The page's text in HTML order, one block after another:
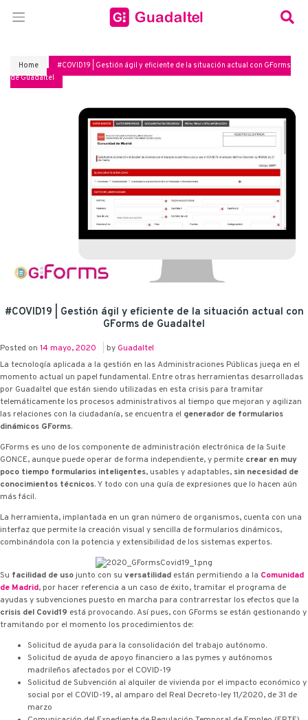
Home
#COVID19 | Gestión ágil y eficiente de la situación actual con G·Forms
de Guadaltel
#COVID19 | Gestión ágil y eficiente de la situación actual con
G·Forms de Guadaltel
Posted on 14 mayo, 2020 by Guadaltel
La tecnología aplicada a la gestión en las Administraciones Públicas juega en el
momento actual un papel fundamental. Entre otras herramientas desarrolladas
por Guadaltel que están siendo utilizadas en esta crisis para tramitar
telemáticamente los procesos administrativos al tiempo que mejoran y agilizan
las relaciones con la ciudadanía, se encuentra el generador de formularios
dinámicos G·Forms.
G·Forms es uno de los componente de administración electrónica de la Suite
G·ONCE, aunque puede operar de forma independiente, y permite crear en muy
poco tiempo formularios inteligentes, usables y adaptables, sin necesidad de
conocimientos técnicos. Y todo con una guía de expresiones que lo hacen aún
más fácil.
La herramienta, implantada en un gran número de organismos, cuenta con una
interfaz que permite la creación visual y sencilla de formularios dinámicos,
combinándola con la potencia y extensibilidad de los sistemas expertos.
Su facilidad de usojunto con su versatilidad están permitiendo a la Comunidad
de Madrid, por hacer referencia a un caso de éxito, tramitar el programa de
ayudas y subvenciones puesto en marcha para contrarrestar los efectos que la
crisis del Covid19 está provocando. Así pues, con G·Forms se están gestionando y
tramitando por el momento los procedimientos de:
Solicitud de ayuda para la consolidación del trabajo autónomo.
Solicitud de ayuda de apoyo financiero a las pymes y autónomos
madrileños afectados por el COVID-19
Solicitud de Subvención al alquiler de vivienda por el impacto económico y
social por el COVID-19, al amparo del Real Decreto-ley 11/2020, de 31 de
marzo